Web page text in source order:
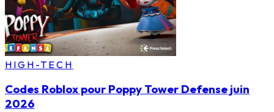
HIGH-TECH
Codes Roblox pour Poppy Tower Defense juin
2026